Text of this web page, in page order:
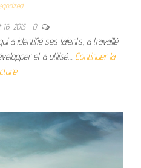
16, 2015 0
a identifié ses talents, a travaillé
et a utilisé… Continuer la